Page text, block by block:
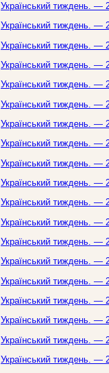
Український тиждень.
Український тиждень.
Український тиждень.
Український тиждень.
Український тиждень.
Український тиждень.
Український тиждень.
Український тиждень.
Український тиждень.
Український тиждень.
Український тиждень.
Український тиждень.
Український тиждень.
Український тиждень.
Український тиждень.
Український тиждень.
Український тиждень.
Український тиждень.
Український тиждень.